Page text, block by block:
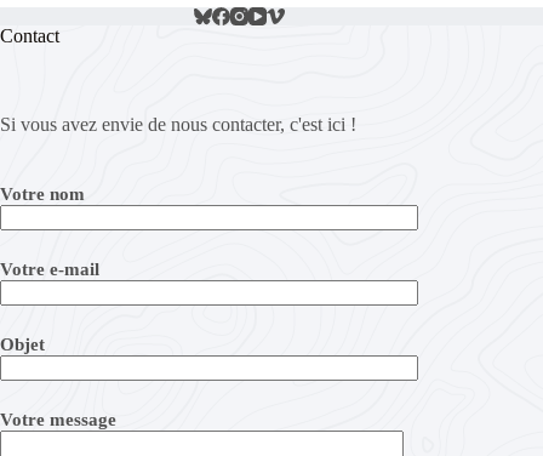
Contact
Si vous avez envie de nous contacter, c'est ici !
Votre nom
Votre e-mail
Objet
Votre message